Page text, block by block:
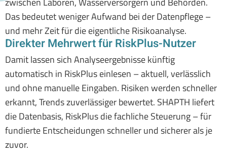
Das bedeutet weniger Aufwand bei der Datenpflege –
und mehr Zeit für die eigentliche Risikoanalyse.
Direkter Mehrwert für RiskPlus-Nutzer
Damit lassen sich Analyseergebnisse künftig
automatisch in RiskPlus einlesen – aktuell, verlässlich
und ohne manuelle Eingaben. Risiken werden schneller
erkannt, Trends zuverlässiger bewertet. SHAPTH liefert
die Datenbasis, RiskPlus die fachliche Steuerung – für
fundierte Entscheidungen schneller und sicherer als je
zuvor.